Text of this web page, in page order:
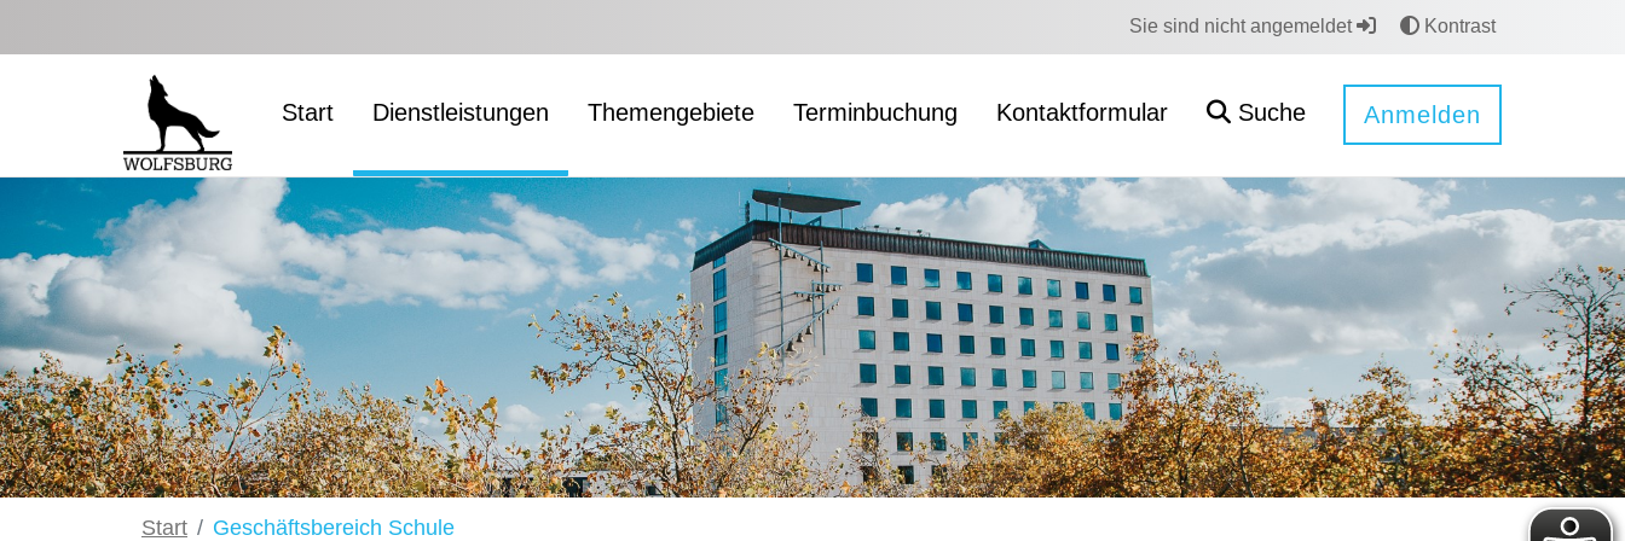
Sie sind nicht angemeldet Kontrast
Start Dienstleistungen Themengebiete Terminbuchung Kontaktformular Suche Anmelden
Start Geschäftsbereich Schule